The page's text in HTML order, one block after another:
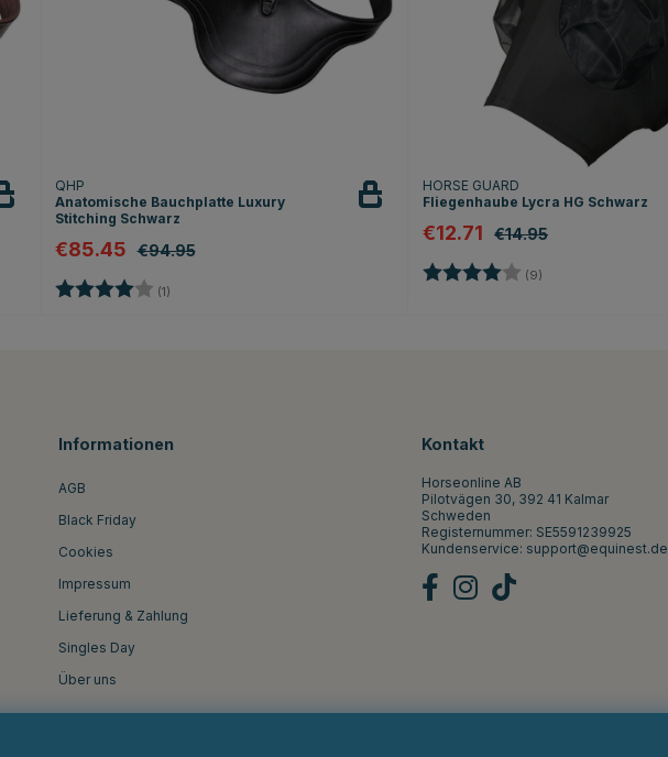
QHP
Anatomische Bauchplatte Luxury
Stitching Schwarz
€85.45 €94.95
Bewertung: (1)
HORSE GUARD
Fliegenhaube Lycra HG Schwarz
€12.71 €14.95
Bewertung: (9)
Informationen
AGB
Black Friday
Cookies
Impressum
Lieferung & Zahlung
Singles Day
Über uns
Kontakt
Horseonline AB
Pilotvägen 30, 392 41 Kalmar
Schweden
Registernummer: SE5591239925
Kundenservice: support@equinest.de